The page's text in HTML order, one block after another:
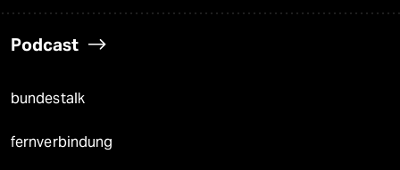
Podcast
bundestalk
fernverbindung